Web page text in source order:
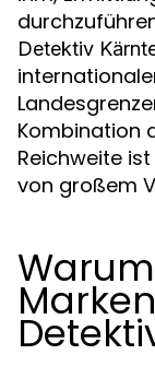
Detektiv
Kombination
Reichweite
von großem